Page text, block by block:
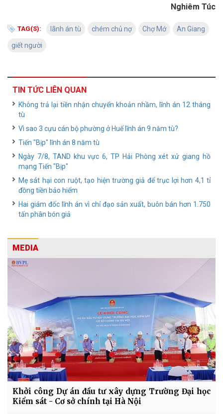
Nghiêm Túc
TAG(S): lãnh án tù chém chủ nợ Chợ Mớ An Giang
giết người
TIN TỨC LIÊN QUAN
Không trả lại tiền nhận chuyển khoản nhầm, lĩnh án 12 tháng
tù
Vì sao 3 cựu cán bộ phường ở Huế lĩnh án 9 năm tù?
Tiến "Bịp" lĩnh án 8 năm tù
Ngày 7/8, TAND khu vực 6, TP Hải Phòng xét xử giang hồ
mạng Tiến "Bịp"
Mẹ sát hại con ruột, tạo hiện trường giả để trục lợi hơn 4,1 tỉ
đồng tiền bảo hiểm
Hai giám đốc lĩnh án vì chỉ đạo sản xuất, buôn bán hơn 1.750
tấn phân bón giả
MEDIA
Khởi công Dự án đầu tư xây dựng Trường Đại học
Kiểm sát - Cơ sở chính tại Hà Nội